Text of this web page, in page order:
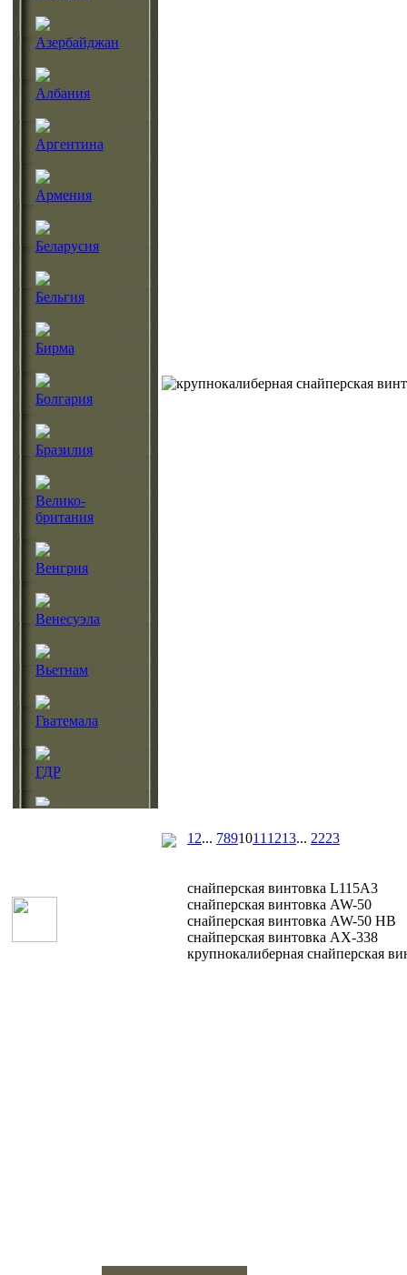
Азербайджан
Албания
Аргентина
Армения
Беларусия
Бельгия
Бирма
Болгария
Бразилия
Велико-
британия
Венгрия
Венесуэла
Вьетнам
Гватемала
ГДР
1 2... 7891011 1213... 2223
снайперская винтовка L115A3
снайперская винтовка AW-50
снайперская винтовка AW-50 HB
снайперская винтовка AX-338
крупнокалиберная снайперская